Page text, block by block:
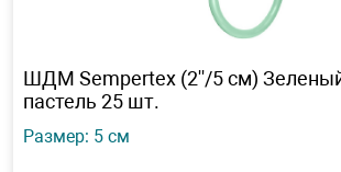
ШДМ Sempertex (2''/5 см)
пастель 25 шт.
Размер: 5 см